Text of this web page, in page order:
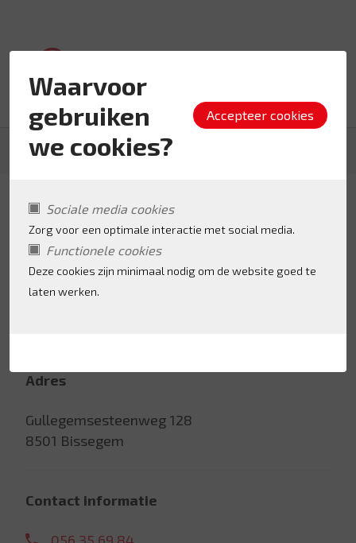
Waarvoor
gebruiken
we cookies?
Sociale media cookies
Zorg voor een optimale interactie met social media.
Functionele cookies
Deze cookies zijn minimaal nodig om de website goed te
laten werken.
Terug naar de zoekresultaten
BollieZzz
Adres
Gullegemsesteenweg 128
8501 Bissegem
Contact informatie